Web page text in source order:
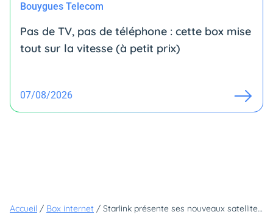
Bouygues Telecom
Pas de TV, pas de téléphone : cette box mise
tout sur la vitesse (à petit prix)
07/08/2026
Accueil / Box internet / Starlink présente ses nouveaux satellites : voici pourquoi il passe clairement à la vitesse supérieure